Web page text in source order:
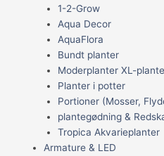
1-2-Grow
Aqua Decor
AquaFlora
Bundt planter
Moderplanter XL-
Planter i potter
Portioner (Mosser,
plantegødning &
Tropica Akvarieplanter
Armature & LED